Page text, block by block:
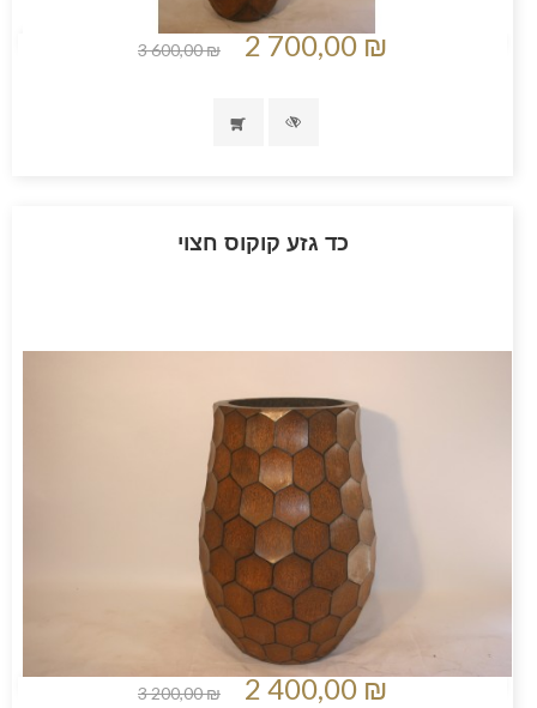
3 600,00 ₪ 2 700,00 ₪
כד גזע קוקוס חצוי
3 200,00 ₪ 2 400,00 ₪